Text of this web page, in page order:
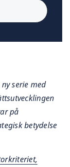
serie med
på
betydelse